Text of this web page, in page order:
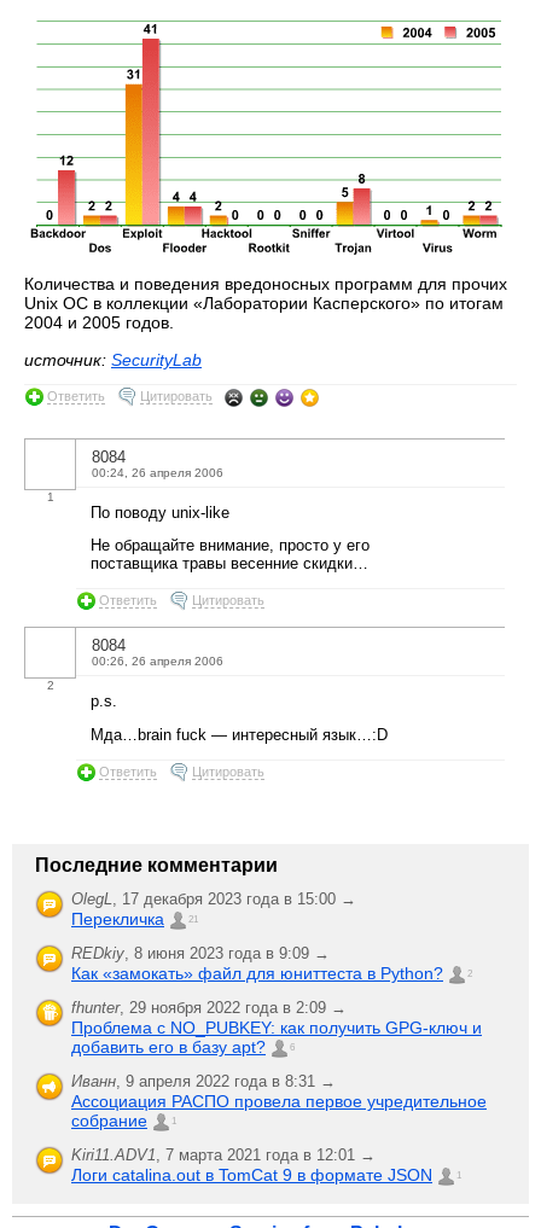
Количества и поведения вредоносных программ для прочих
Unix ОС в коллекции «Лаборатории Касперского» по итогам
2004 и 2005 годов.
источник: SecurityLab
Ответить Цитировать
1
8084
00:24, 26 апреля 2006
По поводу unix-like
Не обращайте внимание, просто у его
поставщика травы весенние скидки…
Ответить Цитировать
2
8084
00:26, 26 апреля 2006
p.s.
Мда…brain fuсk — интересный язык…:D
Ответить Цитировать
Последние комментарии
OlegL 17 декабря 2023 года в 15:00 →
Перекличка 21
REDkiy 8 июня 2023 года в 9:09 →
Как «замокать» файл для юниттеста в Python? 2
fhunter, 29 ноября 2022 года в 2:09 →
Проблема с NO_PUBKEY: как получить GPG-ключ и
добавить его в базу apt?
6
Иванн 9 апреля 2022 года в 8:31 →
Ассоциация РАСПО провела первое учредительное
собрание
1
Kiri11.ADV1 7 марта 2021 года в 12:01 →
Логи catalina.out в TomCat 9 в формате JSON 1